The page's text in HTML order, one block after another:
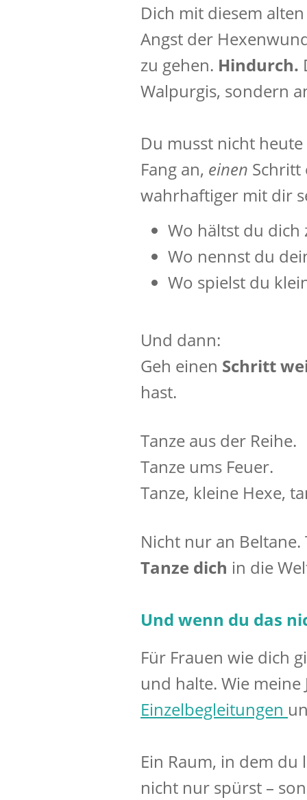
Dich mit diesem
Angst der
zu gehen. Hindurch.
Walpurgis, sondern
Du musst nicht
Fang an, einen
wahrhaftiger mit dir
Wo hältst du dich
Wo nennst du
Wo spielst du
Und dann:
Geh einen Schritt
hast.
Tanze aus der Reihe.
Tanze ums Feuer.
Tanze, kleine Hexe,
Nicht nur an
Tanze dich in die
Und wenn du das
Für Frauen wie dich
und halte. Wie
Einzelbegleitungen
Ein Raum, in dem
nicht nur spürst –